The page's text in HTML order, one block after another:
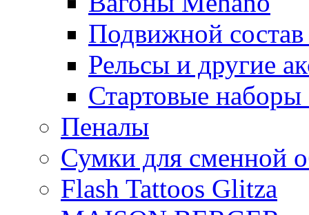
Подвижной
Рельсы и другие
Стартовые
Пеналы
Сумки для сменной
Flash Tattoos Glitza